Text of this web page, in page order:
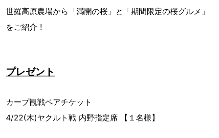
世羅高原農場から「満開の桜」と「期間限定の桜グルメ」
をご紹介！
プレゼント
カープ観戦ペアチケット
4/22(木)ヤクルト戦 内野指定席 【１名様】